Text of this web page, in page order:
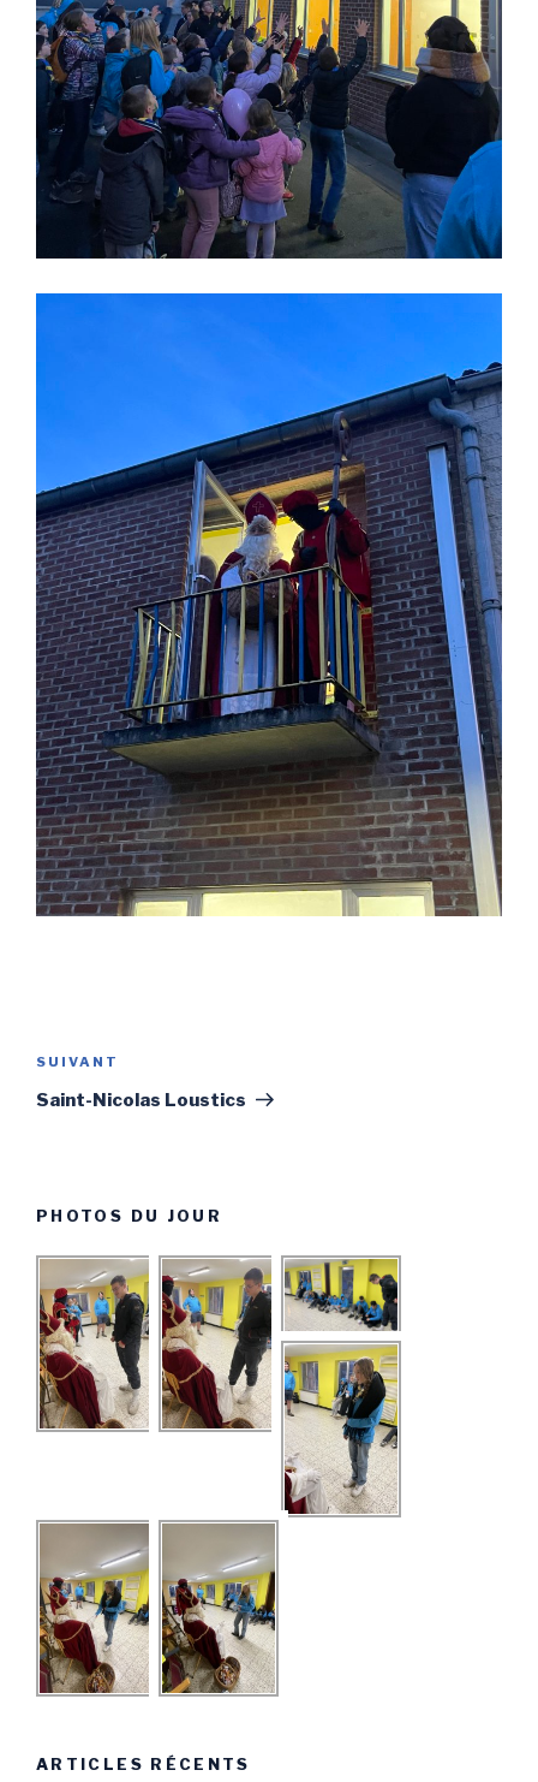
de
l’article
Article
suivant
SUIVANT
Saint-Nicolas Loustics
PHOTOS DU JOUR
ARTICLES RÉCENTS